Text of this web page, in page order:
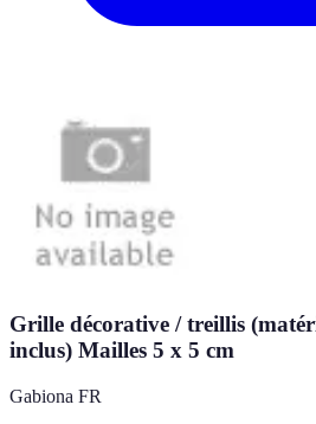
Grille décorative / treillis
inclus) Mailles 5 x 5 cm
Gabiona FR